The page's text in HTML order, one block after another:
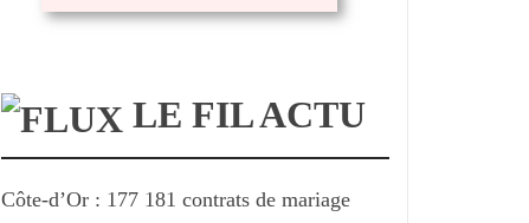
LE FIL ACTU
Côte-d’Or : 177 181 contrats de mariage